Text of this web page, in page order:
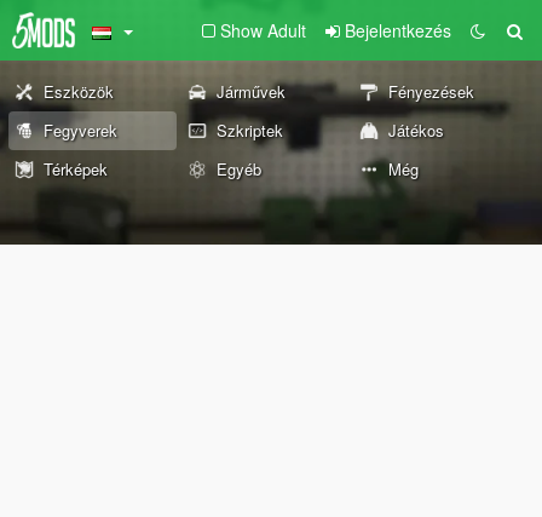
Show Adult Bejelentkezés
Eszközök Járművek
Fényezések
Fegyverek
Szkriptek
Játékos
Térképek
Egyéb Még